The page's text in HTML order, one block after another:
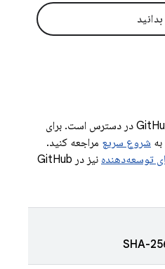
AGI برای دانلود در زیر یا در GitHub در دسترس است. برای
شروع سریع مراجعه کنید.
توسعه‌دهنده
نیز در GitHub
SHA-